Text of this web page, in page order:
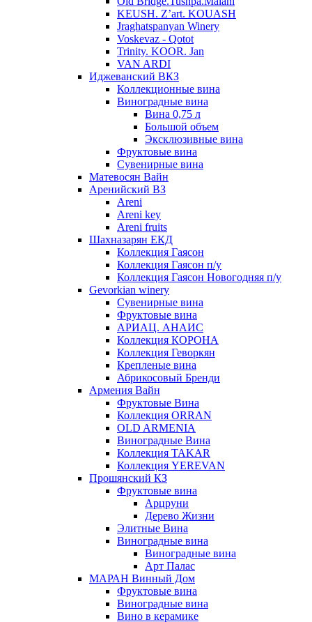
KEUSH. Z’art. KOUASH
Jraghatspanyan Winery
Voskevaz - Qotot
Trinity. KOOR. Jan
VAN ARDI
Иджеванский ВКЗ
Коллекционные вина
Виноградные вина
Вина 0,75 л
Большой объем
Эксклюзивные вина
Фруктовые вина
Cувенирные вина
Матевосян Вайн
Аренийский ВЗ
Areni
Areni key
Areni fruits
Шахназарян ЕКД
Коллекция Гаясон
Коллекция Гаясон п/у
Коллекция Гаясон Новогодняя п/у
Gevorkian winery
Сувенирные вина
Фруктовые вина
АРИАЦ. АНАИС
Коллекция КОРОНА
Коллекция Геворкян
Крепленые вина
Абрикосовый Бренди
Армения Вайн
Фруктовые Вина
Коллекция ORRAN
OLD ARMENIA
Виноградные Вина
Коллекция TAKAR
Коллекция YEREVAN
Прошянский КЗ
Фруктовые вина
Арцруни
Дерево Жизни
Элитные Вина
Виноградные вина
Виноградные вина
Арт Палас
МАРАН Винный Дом
Фруктовые вина
Виноградные вина
Вино в керамике